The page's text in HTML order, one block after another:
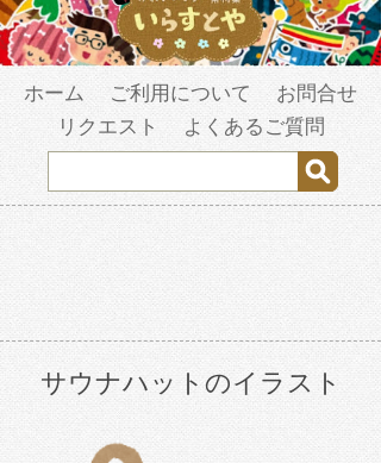
ホーム ご利用について
お問合せ
リクエスト
よくあるご質問
サウナハットのイラスト